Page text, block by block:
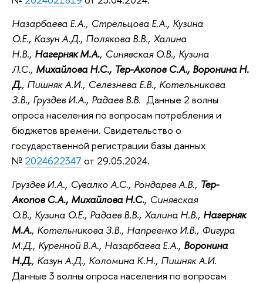
Назарбаева Е.А., Стрельцова Е.А., Кузина
О.Е., Казун А.Д., Полякова В.В., Халина
Н.В., Нагерняк М.А., Синявская О.В., Кузина
Л.С., Михайлова Н.С., Тер-Акопов С.А., Воронина Н.
Д., Пишняк А.И., Селезнева Е.В., Котельникова
З.В., Груздев И.А., Радаев В.В. Данные 2 волны
опроса населения по вопросам потребления и
бюджетов времени. Свидетельство о
государственной регистрации базы данных
№ 2024622347 от 29.05.2024.
Груздев И.А., Сувалко А.С., Рондарев А.В., Тер-
Акопов С.А., Михайлова Н.С., Синявская
О.В., Кузина О.Е., Радаев В.В., Халина Н.В., Нагерняк
М.А., Котельникова З.В., Напреенко И.В., Фигура
М.Д., Куренной В.А., Назарбаева Е.А., Воронина
Н.Д., Казун А.Д., Коломина К.Н., Пишняк А.И.
Данные 3 волны опроса населения по вопросам